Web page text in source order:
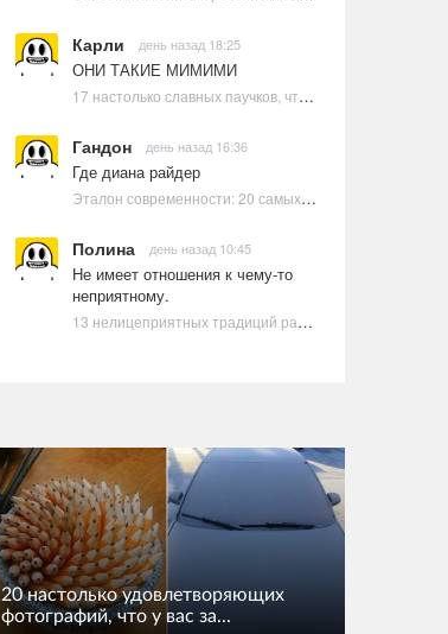
Карли день назад 18:25
ОНИ ТАКИЕ МИМИМИ
17 настолько славных паучков, что даже у арахнофобов появится желание их погладить
Гандон день назад 16:36
Где диана райдер
Эталон современности: 20 самых красивых и привлекательных актрис Голливуда, по мнению Google | Ультрамарин
Полина день назад 10:45
Не имеет отношения к чему-то
неприятному.
13 нелицеприятных традиций разных стран, которые могут шокировать неподготовленного человека
20 настолько удовлетворяющих
фотографий, что у вас за...